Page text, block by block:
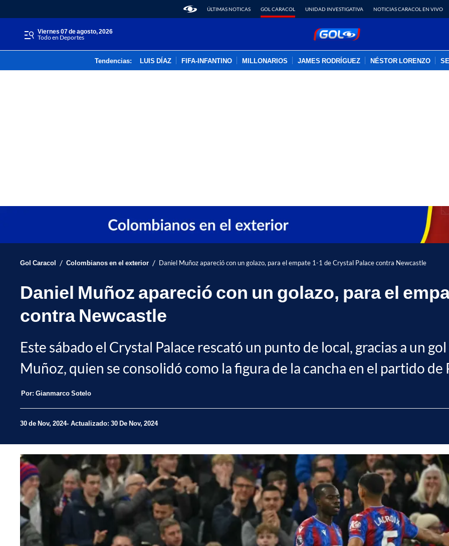
ÚLTIMAS NOTICAS GOL CARACOL UNIDAD INVESTIGATIVA NOTICIAS CARACOL EN VIVO
viernes 07 de agosto, 2026
Todo en Deportes
Tendencias: LUIS DÍAZ FIFA-INFANTINO MILLONARIOS JAMES RODRÍGUEZ NÉSTOR LORENZO
Gol Caracol / Colombianos en el exterior / Daniel Muñoz apareció con un golazo, para el empate 1-1 de Crystal Palace contra Newcastle
Daniel Muñoz apareció con un golazo, para el
contra Newcastle
Este sábado el Crystal Palace rescató un punto de local, gracias a un
Muñoz, quien se consolidó como la figura de la cancha en el partido de
Por: Gianmarco Sotelo
30 de Nov, 2024 Actualizado: 30 De Nov, 2024